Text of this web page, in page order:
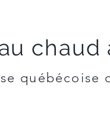
chaud
québécoise